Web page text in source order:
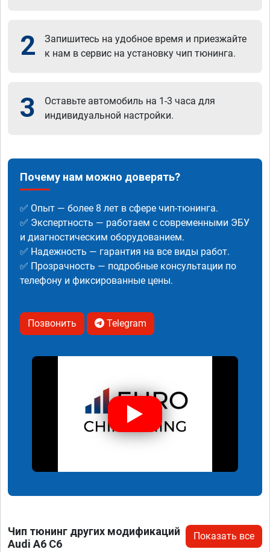
2
Запишитесь на удобное время и приезжайте
к нам в сервис на установку чип тюнинга.
3
Оставьте автомобиль на 1-3 часа для
индивидуальной настройки.
Почему нам можно доверять?
✅ Опыт — более 8 лет в сфере чип-тюнинга.
✅ Экспертность — работаем с современными ЭБУ
и диагностическим оборудованием.
✅ Надежность — гарантия на все виды работ.
✅ Прозрачность — подробные консультации по
телефону и фиксированные цены.
Позвонить Telegram
Чип тюнинг других модификаций
Audi A6 C6
Показать все